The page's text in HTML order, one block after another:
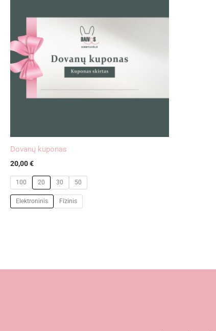
Dovanų kuponas
20,00€
100 20 30 50
Elektroninis Fizinis